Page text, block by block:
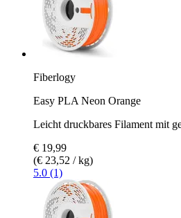
Fiberlogy
Easy PLA Neon Orange
Leicht druckbares Filament mit
€ 19,99
(€ 23,52 / kg)
5.0 (1)